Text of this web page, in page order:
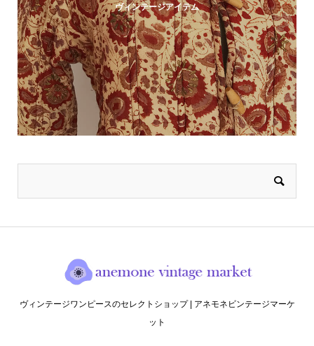
ヴィンテージアイテム
ヴィンテージワンピースのセレクトショップ | アネモネビンテージマーケ
ット